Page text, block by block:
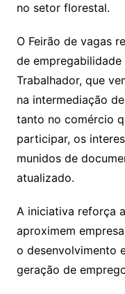
no setor florestal.
O Feirão de vagas
de
Trabalhador, que
na intermediação
tanto no comércio
participar, os
munidos de
atualizado.
A iniciativa reforça
aproximem
o desenvolvimento
geração de